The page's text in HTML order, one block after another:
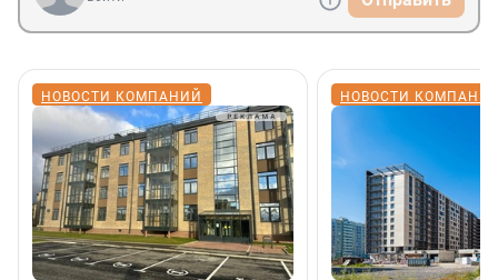
НОВОСТИ КОМПАНИЙ НОВОСТИ